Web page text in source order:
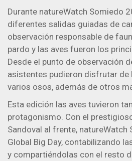
Durante natureWatch Somiedo
diferentes salidas guiadas de
observación responsable de
pardo y las aves fueron los
Desde el punto de observación
asistentes pudieron disfrutar de
varios osos, además de otros
Esta edición las aves tuvieron
protagonismo. Con el
Sandoval al frente, natureWatch
Global Big Day, contabilizando
y compartiéndolas con el resto